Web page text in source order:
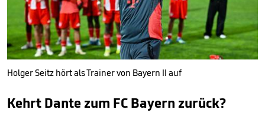
Holger Seitz hört als Trainer von Bayern II auf
Kehrt Dante zum FC Bayern zurück?